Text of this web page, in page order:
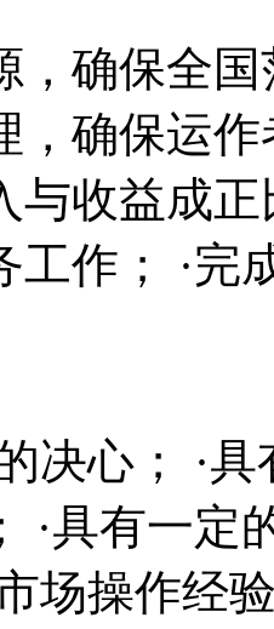
，确保全
，确保运
与收益成
工作； ·完
决心； ·
·具有一定
场操作经